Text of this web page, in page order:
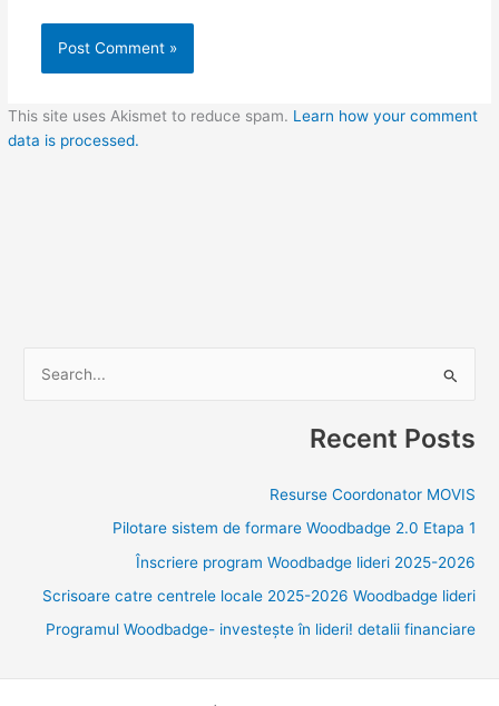
This site uses Akismet to reduce spam. Learn how your comment
data is processed.
Recent Posts
Resurse Coordonator MOVIS
Pilotare sistem de formare Woodbadge 2.0 Etapa 1
Înscriere program Woodbadge lideri 2025-2026
Scrisoare catre centrele locale 2025-2026 Woodbadge lideri
Programul Woodbadge- investește în lideri! detalii financiare